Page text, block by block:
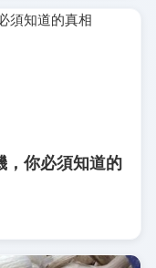
，你必須知道的